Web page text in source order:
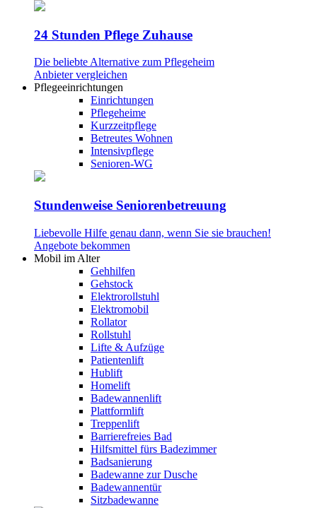
24 Stunden Pflege Zuhause
Die beliebte Alternative zum Pflegeheim
Anbieter vergleichen
Pflegeeinrichtungen
Einrichtungen
Pflegeheime
Kurzzeitpflege
Betreutes Wohnen
Intensivpflege
Senioren-WG
Stundenweise Seniorenbetreuung
Liebevolle Hilfe genau dann, wenn Sie sie brauchen!
Angebote bekommen
Mobil im Alter
Gehhilfen
Gehstock
Elektrorollstuhl
Elektromobil
Rollator
Rollstuhl
Lifte & Aufzüge
Patientenlift
Hublift
Homelift
Badewannenlift
Plattformlift
Treppenlift
Barrierefreies Bad
Hilfsmittel fürs Badezimmer
Badsanierung
Badewanne zur Dusche
Badewannentür
Sitzbadewanne